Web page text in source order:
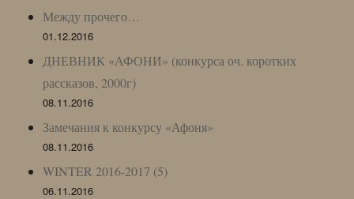
Между прочего…
01.12.2016
ДНЕВНИК «АФОНИ» (конкурса оч. коротких
рассказов, 2000г)
08.11.2016
Замечания к конкурсу «Афоня»
08.11.2016
WINTER 2016-2017 (5)
06.11.2016